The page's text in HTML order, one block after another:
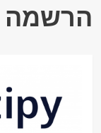
הרשמה